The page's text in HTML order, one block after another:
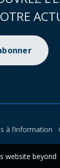
à l’information
website beyond